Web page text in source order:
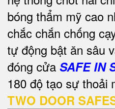
bóng thẩm mỹ cao
chắc chắn chống
tự động bật ăn sâu
đóng cửa SAFE IN
180 độ tạo sự thoải
TWO DOOR